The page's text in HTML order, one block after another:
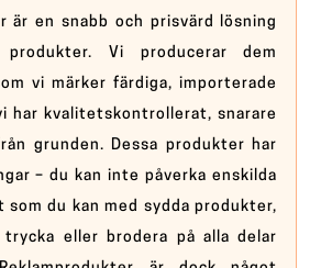
är en snabb och prisvärd lösning
Vi producerar dem
vi märker färdiga, importerade
har kvalitetskontrollerat, snarare
grunden. Dessa produkter har
– du kan inte påverka enskilda
som du kan med sydda produkter,
eller brodera på alla delar